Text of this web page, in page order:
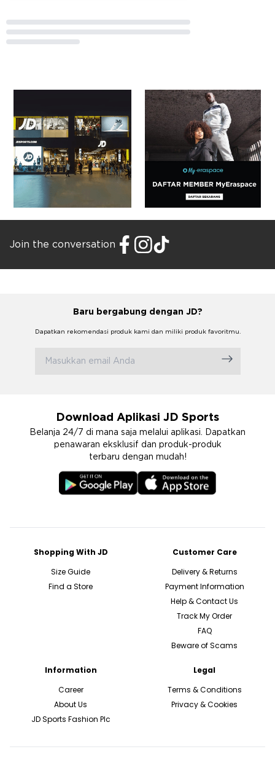
Join the conversation
Baru bergabung dengan JD?
Dapatkan rekomendasi produk kami dan miliki produk favoritmu.
Download Aplikasi JD Sports
Belanja 24/7 di mana saja melalui aplikasi. Dapatkan
penawaran eksklusif dan produk-produk
terbaru dengan mudah!
Shopping With JD
Size Guide
Find a Store
Customer Care
Delivery & Returns
Payment Information
Help & Contact Us
Track My Order
FAQ
Beware of Scams
Information
Career
About Us
JD Sports Fashion Plc
Legal
Terms & Conditions
Privacy & Cookies